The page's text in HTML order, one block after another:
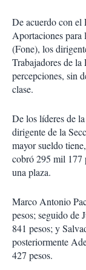
De acuerdo con el
Aportaciones
(Fone), los
Trabajadores de
percepciones, sin
clase.
De los líderes de
dirigente de la
mayor sueldo
cobró 295 mil 177
una plaza.
Marco Antonio
pesos; seguido de
841 pesos; y
posteriormente
427 pesos.